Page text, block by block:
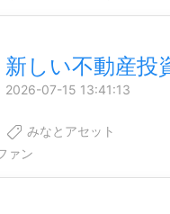
新しい不動産投
2026-07-15 13:41:13
みなとアセット
ァン